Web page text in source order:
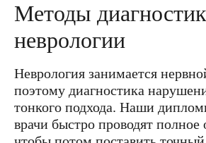
Методы
неврологии
Неврология занимается
поэтому диагностика
тонкого подхода. Наши
врачи быстро проводят полное